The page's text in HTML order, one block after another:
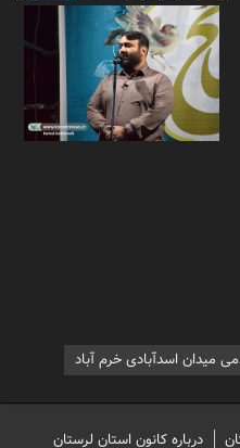
میدان اسدآبادی خرم آباد
درباره کانون استان لرستان